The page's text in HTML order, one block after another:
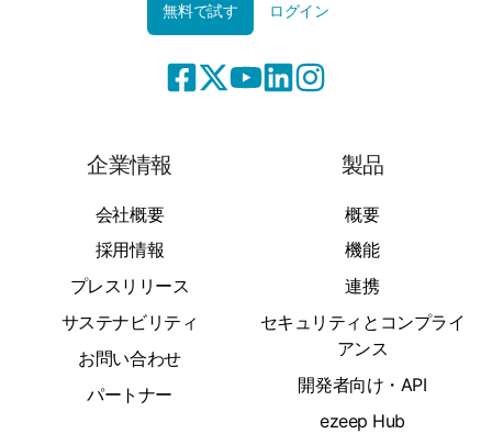
無料で試す ログイン
企業情報
会社概要
採用情報
プレスリリース
サステナビリティ
お問い合わせ
パートナー
製品
概要
機能
連携
セキュリティとコンプライ
アンス
開発者向け・API
ezeep Hub